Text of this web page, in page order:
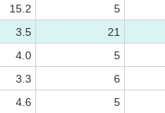
15.2 5
3.5 21
4.0 5
3.3 6
4.6 5